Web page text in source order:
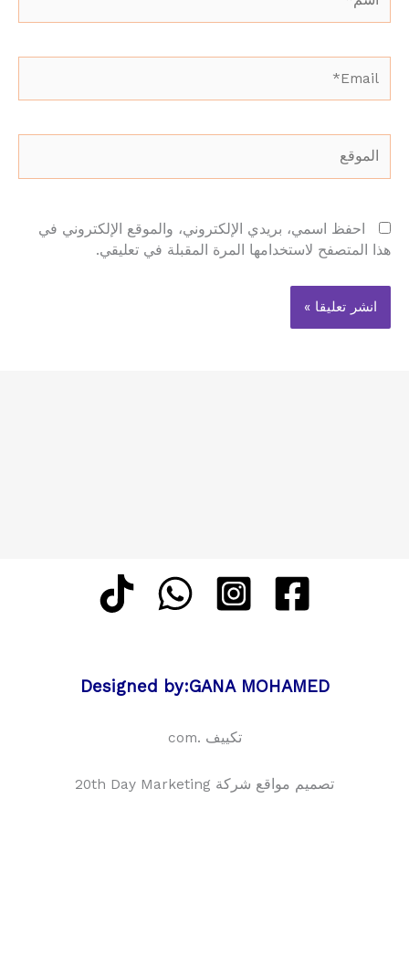
احفظ اسمي، بريدي الإلكتروني، والموقع الإلكتروني في
هذا المتصفح لاستخدامها المرة المقبلة في تعليقي.
Designed by:GANA MOHAMED
تكييف .com
تصميم مواقع شركة 20th Day Marketing